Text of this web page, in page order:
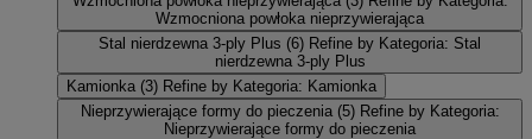
Wzmocniona powłoka nieprzywierająca
Stal nierdzewna 3-ply Plus (6) Refine by Kategoria: Stal
nierdzewna 3-ply Plus
Kamionka (3) Refine by Kategoria: Kamionka
Nieprzywierające formy do pieczenia (5) Refine by Kategoria:
Nieprzywierające formy do pieczenia